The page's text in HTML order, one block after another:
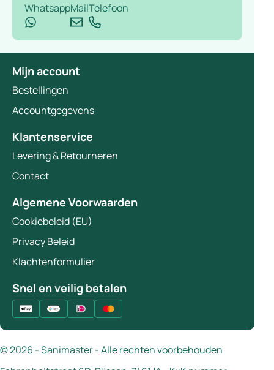
WhatsappMailTelefoon
Mijn account
Bestellingen
Accountgegevens
Klantenservice
Levering & Retourneren
Contact
Algemene Voorwaarden
Cookiebeleid (EU)
Privacy Beleid
Klachtenformulier
Snel en veilig betalen
© 2026 - Sanimaster - Alle rechten voorbehouden